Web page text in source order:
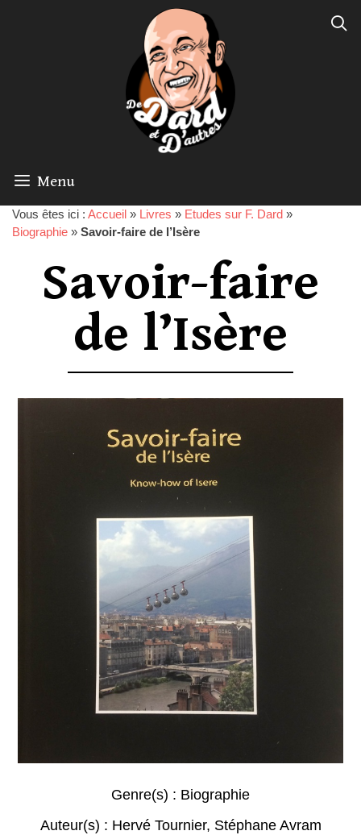
Menu
Vous êtes ici : Accueil » Livres » Etudes sur F. Dard »
Biographie » Savoir-faire de l’Isère
Savoir-faire
de l’Isère
Genre(s) : Biographie
Auteur(s) : Hervé Tournier, Stéphane Avram